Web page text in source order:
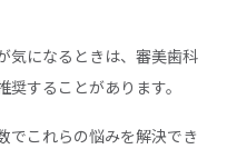
気になるときは、審美歯科
することがあります。
でこれらの悩みを解決でき